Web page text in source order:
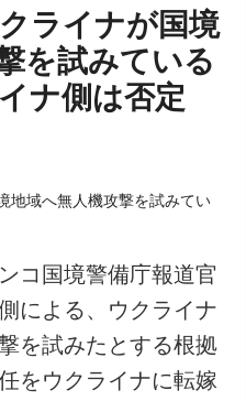
ライナが国境
を試みている
ナ側は否定
コ国境警備庁報道官
による、ウクライナ
を試みたとする根拠
をウクライナに転嫁